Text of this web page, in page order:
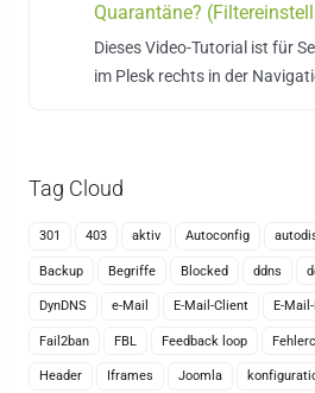
Tag Cloud
301 403 aktiv Autoconfig
Backup Begriffe Blocked ddns
DynDNS e-Mail E-Mail-Client E-
Fail2ban FBL Feedback loop
Header Iframes Joomla
Quarantäne?
Dieses Video-Tutorial ist für
im Plesk rechts in der